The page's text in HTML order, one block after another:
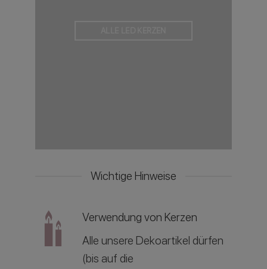
Wichtige Hinweise
Verwendung von Kerzen
Alle unsere Dekoartikel dürfen
(bis auf die